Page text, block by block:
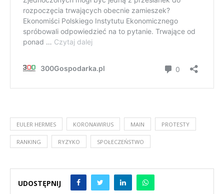
EULER HERMES KORONAWIRUS MAIN PROTESTY
RANKING RYZYKO SPOŁECZEŃSTWO
UDOSTĘPNIJ